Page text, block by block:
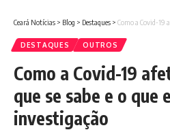
Ceará Notícias > Blog > Destaques > Como a Covid-19 afeta
DESTAQUES OUTROS
Como a Covid-19
que se sabe e o que
investigação